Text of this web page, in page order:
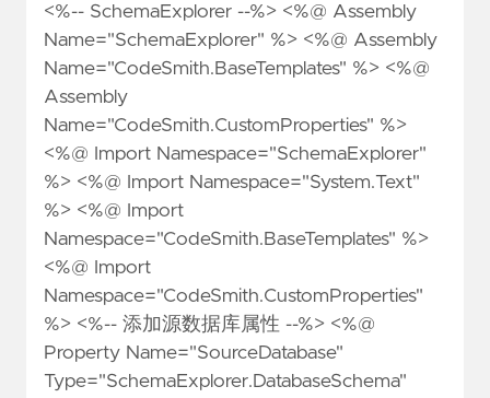
<%-- SchemaExplorer --%> <%@ Assembly
Name="SchemaExplorer" %> <%@ Assembly
Name="CodeSmith.BaseTemplates" %> <%@
Assembly
Name="CodeSmith.CustomProperties" %>
<%@ Import Namespace="SchemaExplorer"
%> <%@ Import Namespace="System.Text"
%> <%@ Import
Namespace="CodeSmith.BaseTemplates" %>
<%@ Import
Namespace="CodeSmith.CustomProperties"
%> <%-- 添加源数据库属性 --%> <%@
Property Name="SourceDatabase"
Type="SchemaExplorer.DatabaseSchema"